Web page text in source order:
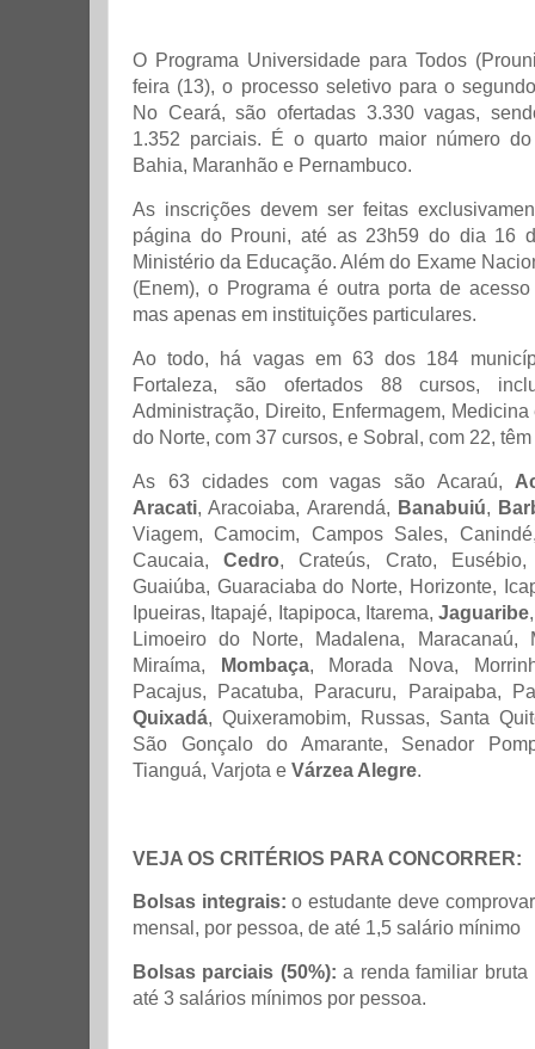
O Programa Universidade para Todos
feira (13), o processo seletivo para o
No Ceará, são ofertadas 3.330 vagas,
1.352 parciais. É o quarto maior número
Bahia, Maranhão e Pernambuco.
As inscrições devem ser feitas
página do Prouni, até as 23h59 do dia 16
Ministério da Educação. Além do Exame
(Enem), o Programa é outra porta de
mas apenas em instituições particulares.
Ao todo, há vagas em 63 dos 184
Fortaleza, são ofertados 88 cursos,
Administração, Direito, Enfermagem,
do Norte, com 37 cursos, e Sobral, com 22,
As 63 cidades com vagas são Acaraú,
Aracati, Aracoiaba, Ararendá, Banabuiú,
Viagem, Camocim, Campos Sales,
Caucaia,Cedro, Crateús, Crato,
Guaiúba, Guaraciaba do Norte, Horizonte,
Ipueiras, Itapajé, Itapipoca, Itarema,Jaguaribe
Limoeiro do Norte, Madalena, Maracanaú,
Miraíma,
Mombaça, Morada Nova,
Pacajus, Pacatuba, Paracuru, Paraipaba,
Quixadá, Quixeramobim, Russas, Santa
São Gonçalo do Amarante, Senador
Tianguá, Varjota e Várzea Alegre.
VEJA OS CRITÉRIOS PARA CONCORRER:
Bolsas integrais:o estudante deve
mensal, por pessoa, de até 1,5 salário mínimo
Bolsas parciais (50%):a renda familiar
até 3 salários mínimos por pessoa.